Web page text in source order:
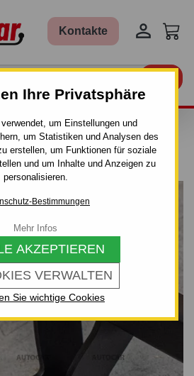
Ihre Privatsphäre
um Einstellungen und
um Statistiken und Analysen des
erstellen, um Funktionen für soziale
und um Inhalte und Anzeigen zu
personalisieren.
Bestimmungen
VERWALTEN
AKZEPTIEREN
Sie wichtige Cookies
Mehr Infos
Kontakte 
FÜR CITROEN
- MANUALL–AHK